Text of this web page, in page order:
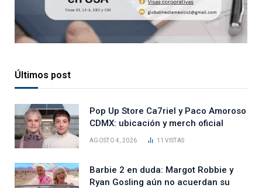
Últimos post
Pop Up Store Ca7riel y Paco Amoroso
CDMX: ubicación y merch oficial
AGOSTO 4, 2026 11VISTAS
Barbie 2 en duda: Margot Robbie y
Ryan Gosling aún no acuerdan su